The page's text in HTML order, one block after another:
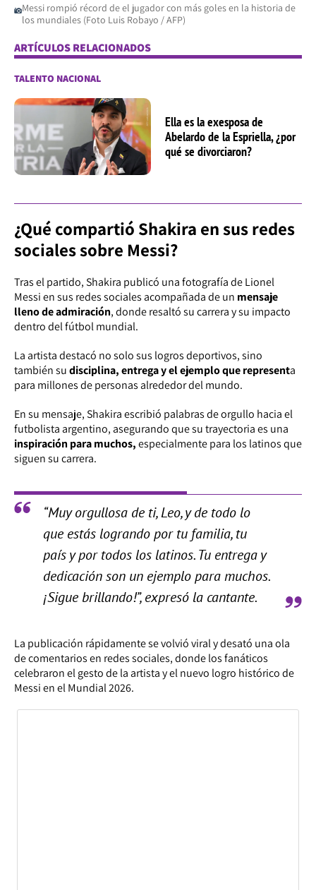
Messi rompió récord de el jugador con más goles en la historia de
los mundiales (Foto Luis Robayo / AFP)
ARTÍCULOS RELACIONADOS
TALENTO NACIONAL
Ella es la exesposa de
Abelardo de la Espriella, ¿por
qué se divorciaron?
¿Qué compartió Shakira en sus redes
sociales sobre Messi?
Tras el partido, Shakira publicó una fotografía de Lionel
Messi en sus redes sociales acompañada de un mensaje
lleno de admiración, donde resaltó su carrera y su impacto
dentro del fútbol mundial.
La artista destacó no solo sus logros deportivos, sino
también sudisciplina, entrega y el ejemplo que representa
para millones de personas alrededor del mundo.
En su mensaje, Shakira escribió palabras de orgullo hacia el
futbolista argentino, asegurando que su trayectoria es una
inspiración para muchos,especialmente para los latinos que
siguen su carrera.
“Muy orgullosa de ti, Leo, y de todo lo
que estás logrando por tu familia, tu
país y por todos los latinos. Tu entrega y
dedicación son un ejemplo para muchos.
¡Sigue brillando!”, expresó la cantante.
La publicación rápidamente se volvió viral y desató una ola
de comentarios en redes sociales, donde los fanáticos
celebraron el gesto de la artista y el nuevo logro histórico de
Messi en el Mundial 2026.